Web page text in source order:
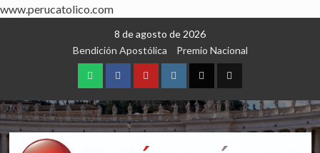
www.perucatolico.com
8 de agosto de 2026
Bendición Apostólica
Premio Nacional
WhatsAppFacebookYoutubeInstagram
X TikTok